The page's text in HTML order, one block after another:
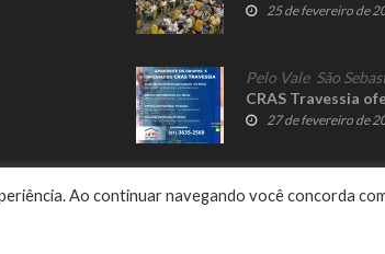
25 de fevereiro de
Pelo Vale, São
CRAS Travessia
27 de fevereiro de
Ao continuar navegando você concorda